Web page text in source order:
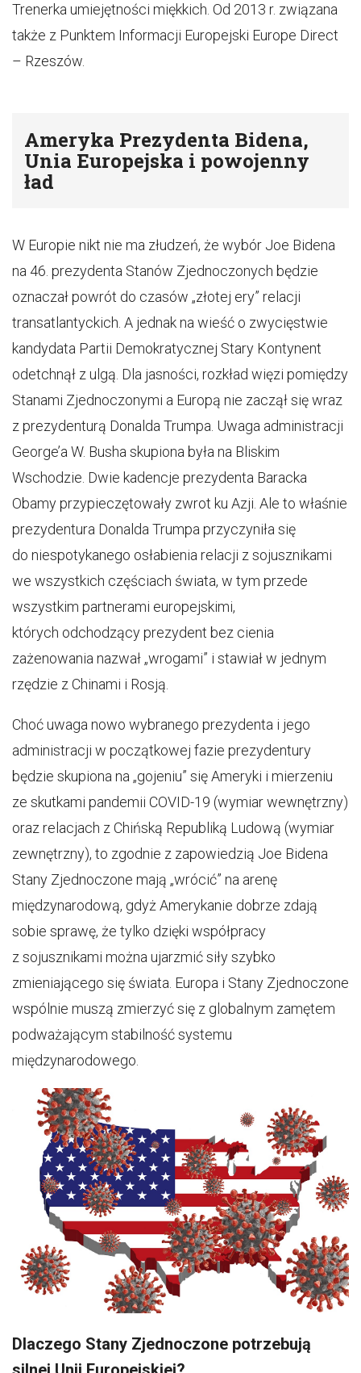
Trenerka umiejętności miękkich. Od 2013 r. związana
także z Punktem Informacji Europejski Europe Direct
– Rzeszów.
Ameryka Prezydenta Bidena,
Unia Europejska i powojenny
ład
W Europie nikt nie ma złudzeń, że wybór Joe Bidena
na 46. prezydenta Stanów Zjednoczonych będzie
oznaczał powrót do czasów „złotej ery” relacji
transatlantyckich. A jednak na wieść o zwycięstwie
kandydata Partii Demokratycznej Stary Kontynent
odetchnął z ulgą. Dla jasności, rozkład więzi pomiędzy
Stanami Zjednoczonymi a Europą nie zaczął się wraz
z prezydenturą Donalda Trumpa. Uwaga administracji
George’a W. Busha skupiona była na Bliskim
Wschodzie. Dwie kadencje prezydenta Baracka
Obamy przypieczętowały zwrot ku Azji. Ale to właśnie
prezydentura Donalda Trumpa przyczyniła się
do niespotykanego osłabienia relacji z sojusznikami
we wszystkich częściach świata, w tym przede
wszystkim partnerami europejskimi,
których odchodzący prezydent bez cienia
zażenowania nazwał „wrogami” i stawiał w jednym
rzędzie z Chinami i Rosją.
Choć uwaga nowo wybranego prezydenta i jego
administracji w początkowej fazie prezydentury
będzie skupiona na „gojeniu” się Ameryki i mierzeniu
ze skutkami pandemii COVID-19 (wymiar wewnętrzny)
oraz relacjach z Chińską Republiką Ludową (wymiar
zewnętrzny), to zgodnie z zapowiedzią Joe Bidena
Stany Zjednoczone mają „wrócić” na arenę
międzynarodową, gdyż Amerykanie dobrze zdają
sobie sprawę, że tylko dzięki współpracy
z sojusznikami można ujarzmić siły szybko
zmieniającego się świata. Europa i Stany Zjednoczone
wspólnie muszą zmierzyć się z globalnym zamętem
podważającym stabilność systemu
międzynarodowego.
Dlaczego Stany Zjednoczone potrzebują